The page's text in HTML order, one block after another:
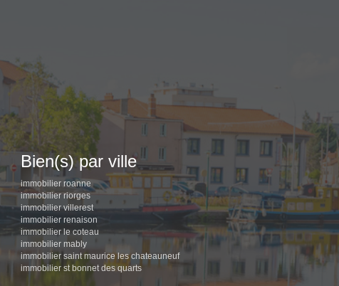
Bien(s) par ville
immobilier roanne
immobilier riorges
immobilier villerest
immobilier renaison
immobilier le coteau
immobilier mably
immobilier saint maurice les chateauneuf
immobilier st bonnet des quarts